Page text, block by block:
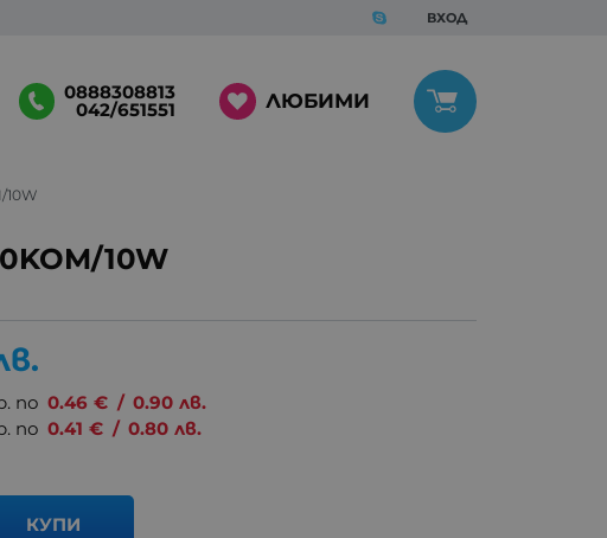
ВХОД
0888308813
042/651551 ЛЮБИМИ
10W
10W
по 0.46 € / 0.90 лв.
по 0.41 € / 0.80 лв.
КУПИ